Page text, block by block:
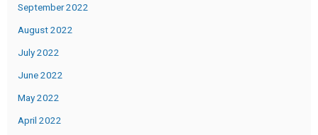
September 2022
August 2022
July 2022
June 2022
May 2022
April 2022